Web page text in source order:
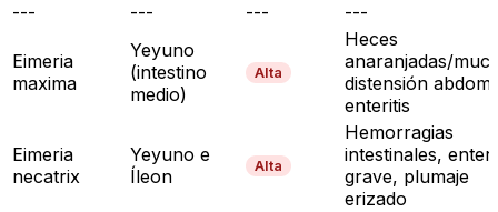
---
--- --- ---
Eimeria
maxima
Yeyuno
(intestino
medio)
Alta
Heces
anaranjadas/
distensión
enteritis
Eimeria
necatrix
Yeyuno e
Íleon
Alta
Hemorragias
intestinales,
grave, plumaje
erizado